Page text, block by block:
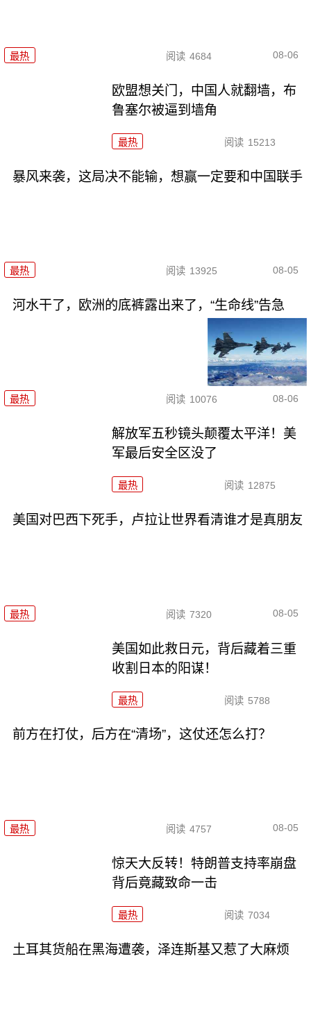
最热 阅读 4684 08-06
欧盟想关门，中国人就翻墙，布
鲁塞尔被逼到墙角
最热 阅读 15213
暴风来袭，这局决不能输，想赢一定要和中国联手
最热 阅读 13925 08-05
河水干了，欧洲的底裤露出来了，“生命线”告急
最热 阅读 10076 08-06
解放军五秒镜头颠覆太平洋！美
军最后安全区没了
最热 阅读 12875
美国对巴西下死手，卢拉让世界看清谁才是真朋友
最热 阅读 7320 08-05
美国如此救日元，背后藏着三重
收割日本的阳谋！
最热 阅读 5788
前方在打仗，后方在“清场”，这仗还怎么打？
最热 阅读 4757 08-05
惊天大反转！特朗普支持率崩盘
背后竟藏致命一击
最热 阅读 7034
土耳其货船在黑海遭袭，泽连斯基又惹了大麻烦